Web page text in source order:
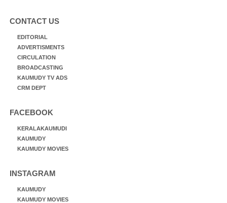
CONTACT US
EDITORIAL
ADVERTISMENTS
CIRCULATION
BROADCASTING
KAUMUDY TV ADS
CRM DEPT
FACEBOOK
KERALAKAUMUDI
KAUMUDY
KAUMUDY MOVIES
INSTAGRAM
KAUMUDY
KAUMUDY MOVIES